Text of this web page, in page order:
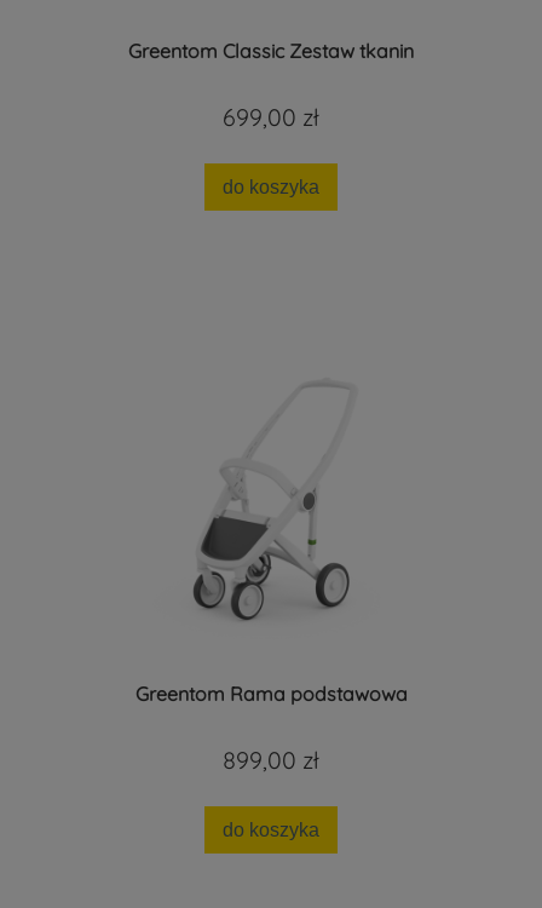
Greentom Classic Zestaw tkanin
699,00 zł
do koszyka
Greentom Rama podstawowa
899,00 zł
do koszyka